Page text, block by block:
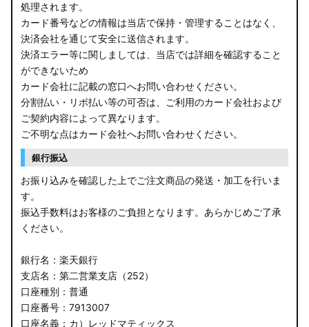
処理されます。
カード番号などの情報は当店で保持・管理することはなく、
決済会社を通じて安全に送信されます。
決済エラー等に関しましては、当店では詳細を確認すること
ができないため
カード会社に記載の窓口へお問い合わせください。
分割払い・リボ払い等の可否は、ご利用のカード会社および
ご契約内容によって異なります。
ご不明な点はカード会社へお問い合わせください。
銀行振込
お振り込みを確認した上でご注文商品の発送・加工を行いま
す。
振込手数料はお客様のご負担となります。あらかじめご了承
ください。
銀行名：楽天銀行
支店名：第二営業支店（252）
口座種別：普通
口座番号：7913007
口座名義：カ）レッドマティックス